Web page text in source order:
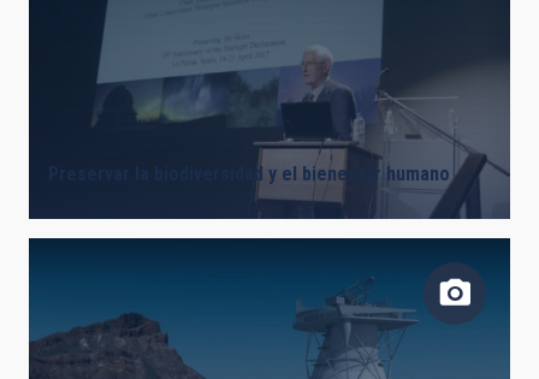
Preservar la biodiversidad y el bienestar humano